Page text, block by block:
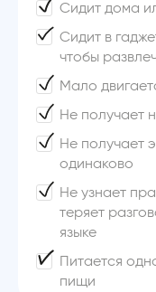
Сидит дома
Сидит в
чтобы
Мало
Не получает
Не получает
одинаково
Не узнает
теряет
языке
Питается
пищи